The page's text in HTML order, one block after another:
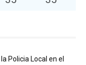
Policia Local en el